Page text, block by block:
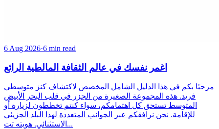
6 Aug 2026·6 min read
اغمر نفسك في عالم الثقافة المالطية الرائع
مرحبًا بكم في هذا الدليل الشامل المخصص لاكتشاف كنز متوسطي
فريد. هذه المجموعة الصغيرة من الجزر في قلب البحر الأبيض
المتوسط تستحق كل اهتمامكم، سواء كنتم تخططون لزيارة أو
للإقامة. نحن نرافقكم عبر الجوانب المتعددة لهذا البلد الجزيئي
الاستثنائي. هويته تت...